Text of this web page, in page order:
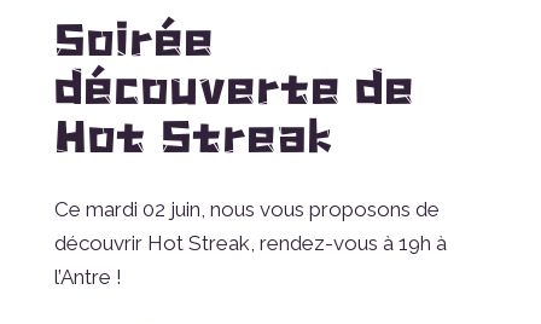
Soirée
découverte de
Hot Streak
Ce mardi 02 juin, nous vous proposons de
découvrir Hot Streak, rendez-vous à 19h à
l’Antre !